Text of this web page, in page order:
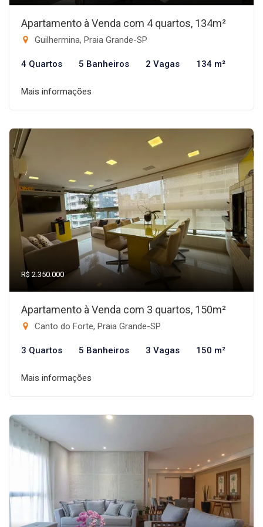
Apartamento à Venda com 4 quartos, 134m²
Guilhermina, Praia Grande-SP
4 Quartos 5 Banheiros 2 Vagas 134 m²
Mais informações
R$ 2.350.000
Apartamento à Venda com 3 quartos, 150m²
Canto do Forte, Praia Grande-SP
3 Quartos 5 Banheiros 3 Vagas 150 m²
Mais informações